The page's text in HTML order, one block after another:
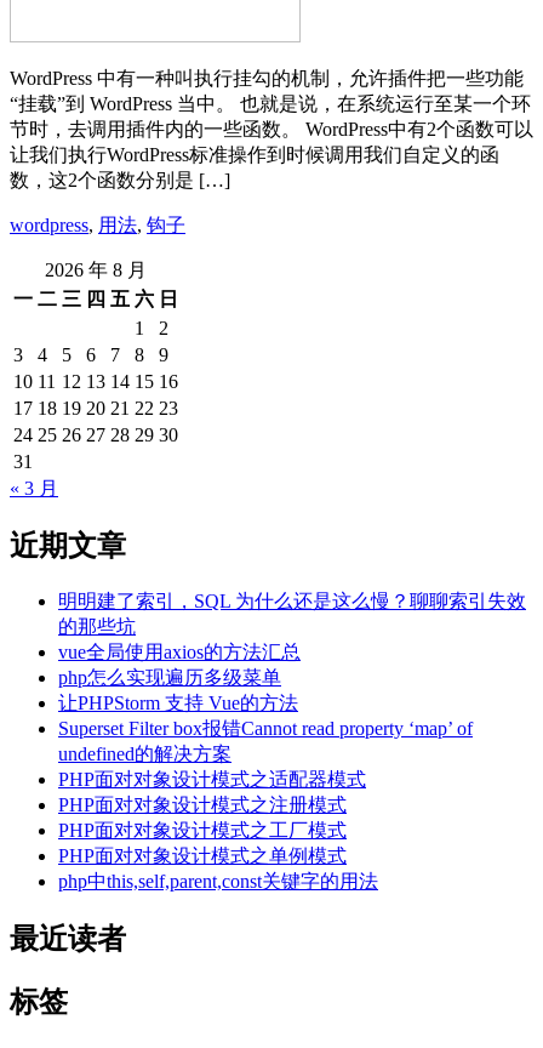
WordPress 中有一种叫执行挂勾的机制，允许插件把一些功能
“挂载”到 WordPress 当中。 也就是说，在系统运行至某一个环
节时，去调用插件内的一些函数。 WordPress中有2个函数可以
让我们执行WordPress标准操作到时候调用我们自定义的函
数，这2个函数分别是 […]
wordpress, 用法, 钩子
2026 年 8 月
一 二 三 四 五 六 日
1
2
3
4 5 6 7 8
9
10 11 12 13 14 15 16
17 18 19 20 21 22 23
24 25 26 27 28 29 30
31
« 3 月
近期文章
明明建了索引，SQL 为什么还是这么慢？聊聊索引失效
的那些坑
vue全局使用axios的方法汇总
php怎么实现遍历多级菜单
让PHPStorm 支持 Vue的方法
Superset Filter box报错Cannot read property ‘map’ of
undefined的解决方案
PHP面对对象设计模式之适配器模式
PHP面对对象设计模式之注册模式
PHP面对对象设计模式之工厂模式
PHP面对对象设计模式之单例模式
php中this,self,parent,const关键字的用法
最近读者
标签